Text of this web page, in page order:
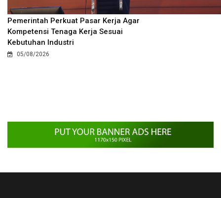
Pemerintah Perkuat Pasar Kerja Agar
Kompetensi Tenaga Kerja Sesuai
Kebutuhan Industri
05/08/2026